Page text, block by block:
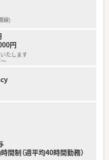
じて一連の流れを習得頂きま
ますので安心です。
てe-ラーニングの利用が可能で
ループ内の薬剤師・看護師・ケアマ
ての職員を集めての勉強会を開か
れています。
に対しても、電子薬歴の使用方法
カリキュラムをご準備されてい
修の一環として医療機関のご協力
行われています。
体で32店舗展開中です。今後も
いく方針です。
線)
円
たします
制（週平均40時間勤務）